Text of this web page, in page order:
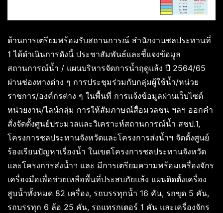
ด้านการเตรียมพร้อมรับสถานการณ์ สำนักงานชลประทานที่
1 ได้ดำเนินการดังนี้ ประชาสัมพันธ์และชี้แจงข้อมูล
สถานการณ์น้ำ / แผนบริหารจัดการน้ำฤดูแล้ง ปี 2564/65
ผ่านช่องทางต่าง ๆ การประชุมร่วมกับกลุ่มผู้ใช้น้ำ/หน่วย
ราชการ/องค์กรต่าง ๆ ในพื้นที่ การแจ้งข้อมูลผ่านเว็บไซต์
หน่วยงาน/ไลน์กลุ่ม การให้สัมภาษณ์สื่อมวลชน ฯลฯ ออกคำ
สั่งจัดตั้งศูนย์ประมวลและวิเคราะห์สถานการณ์น้ำ สชป.1,
โครงการชลประทานจังหวัดและโครงการส่งน้ำฯ จัดตั้งศูนย์
ร้องเรียนปัญหาเรื่องน้ำ ในเขตโครงการชลประทานจังหวัด
และโครงการส่งน้ำฯ และ มีการเตรียมความพร้อมเครื่องจักร
เครื่องมือเพื่อช่วยเหลือพื้นที่ประสบภัยแล้ง แผนติดตั้งเครื่อง
สูบน้ำทั้งหมด 82 เครื่อง, รถบรรทุกน้ำ 16 คัน, รถขุด 5 คัน,
รถบรรทุก 6 ล้อ 25 คัน, รถแทรกเตอร์ 1 คัน และเครื่องจักร